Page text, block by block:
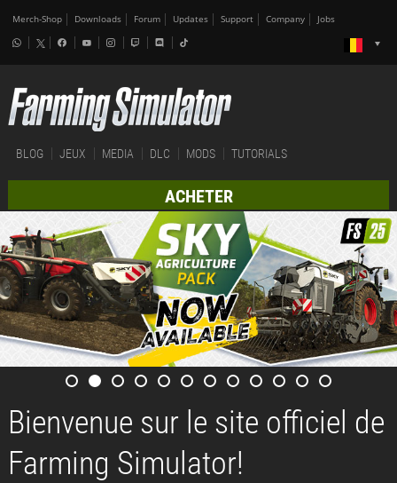
Merch-Shop Downloads Forum Updates Support Company Jobs
BLOG JEUX MEDIA DLC MODS TUTORIALS
ACHETER
Bienvenue sur le site officiel de
Farming Simulator!